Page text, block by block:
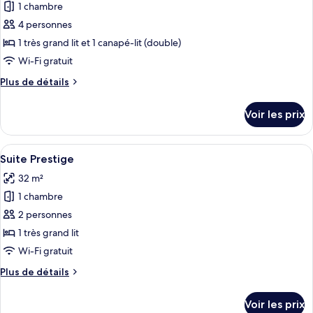
photos
pour
ce
type
chambre :
1 chambre
4 personnes
1 très grand lit et 1 canapé-lit (double)
Wi-Fi gratuit
Plus de détails
Plus
le
type
de
Suite
Privilege
Voir les prix
Afficher
toutes
les
photos
pour
ce
type
chambre :
Une chambre spacieuse avec un
7
Suite Prestige
32 m²
1 chambre
2 personnes
1 très grand lit
Wi-Fi gratuit
Plus de détails
Plus
Voir les prix